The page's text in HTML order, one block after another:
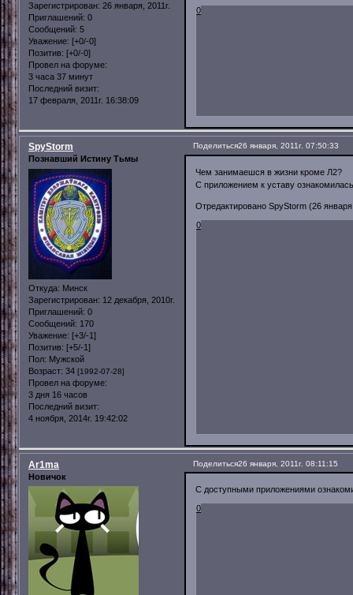
Зарегистрирован: 26 января, 2011г.
Приглашений: 0
Сообщений: 5
Уважение: [+0/-0]
Позитив: [+0/-0]
Провел на форуме:
3 часа 37 минут
Последний визит:
17 февраля, 2011г. 16:38:09
0
Поделиться26 января, 2011г. 07:50:33
SpyStorm
Познавший Истину Тьмы
Откуда: Минск
Зарегистрирован: 12 декабря, 2010г.
Приглашений: 0
Сообщений: 170
Уважение: [+3/-1]
Позитив: [+5/-1]
Пол: Мужской
Возраст: 34 [1992-07-28]
Провел на форуме:
3 дня 16 часов
Последний визит:
4 ноября, 2014г. 19:42:02
Чем занимаешся в жизни кроме Л2?
С приложением к уставу
Отредактировано SpyStorm (26
0
Поделиться26 января, 2011г. 08:11:15
Ar1ma
Новичок
С доступными приложениями
0